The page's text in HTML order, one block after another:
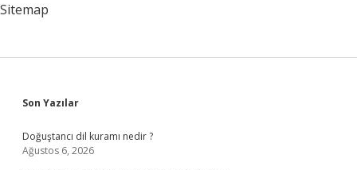
Sitemap
Sidebar
Son Yazılar
Doğuştancı dil kuramı nedir ?
Ağustos 6, 2026